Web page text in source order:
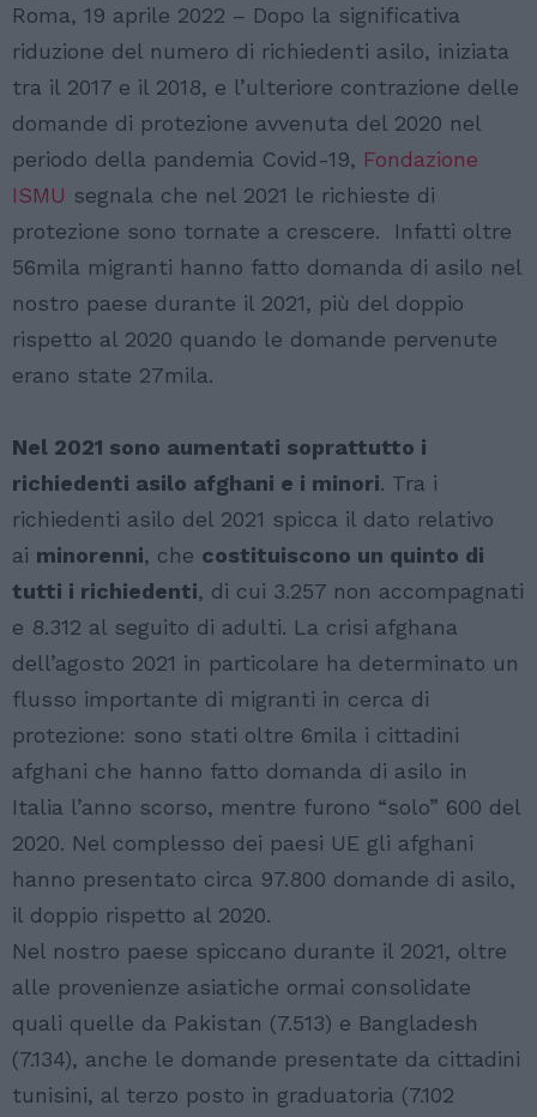
Roma, 19 aprile 2022 – Dopo la significativa
riduzione del numero di richiedenti asilo, iniziata
tra il 2017 e il 2018, e l’ulteriore contrazione delle
domande di protezione avvenuta del 2020 nel
periodo della pandemia Covid-19, Fondazione
ISMU segnala che nel 2021 le richieste di
protezione sono tornate a crescere. Infatti oltre
56mila migranti hanno fatto domanda di asilo nel
nostro paese durante il 2021, più del doppio
rispetto al 2020 quando le domande pervenute
erano state 27mila.
Nel 2021 sono aumentati soprattutto i
richiedenti asilo afghani e i minori. Tra i
richiedenti asilo del 2021 spicca il dato relativo
ai minorenni, che costituiscono un quinto di
tutti i richiedenti, di cui 3.257 non accompagnati
e 8.312 al seguito di adulti. La crisi afghana
dell’agosto 2021 in particolare ha determinato un
flusso importante di migranti in cerca di
protezione: sono stati oltre 6mila i cittadini
afghani che hanno fatto domanda di asilo in
Italia l’anno scorso, mentre furono “solo” 600 del
2020. Nel complesso dei paesi UE gli afghani
hanno presentato circa 97.800 domande di asilo,
il doppio rispetto al 2020.
Nel nostro paese spiccano durante il 2021, oltre
alle provenienze asiatiche ormai consolidate
quali quelle da Pakistan (7.513) e Bangladesh
(7.134), anche le domande presentate da cittadini
tunisini, al terzo posto in graduatoria (7.102